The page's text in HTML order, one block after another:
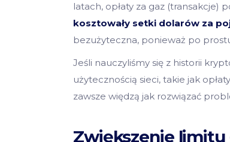
latach, opłaty za gaz (transakcje)
kosztowały setki dolarów za
bezużyteczna, ponieważ po
Jeśli nauczyliśmy się z historii
użytecznością sieci, takie jak
zawsze więdzą jak rozwiązać
Zwiększenie limitu